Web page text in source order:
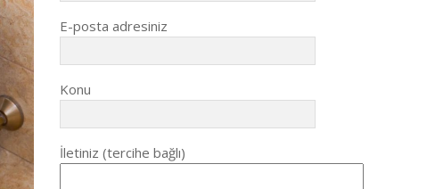
E-posta adresiniz
Konu
İletiniz (tercihe bağlı)